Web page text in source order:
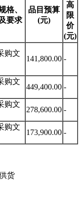
格、
要求
品目预算
(元)
高
限
价
(元)
购文
141,800.00 -
购文
449,400.00 -
购文
278,600.00 -
购文
173,900.00 -
货